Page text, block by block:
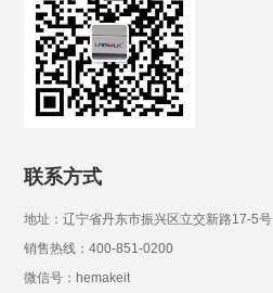
联系方式
地址：辽宁省丹东市振兴区立交新路17-5号
销售热线：400-851-0200
微信号：hemakeit